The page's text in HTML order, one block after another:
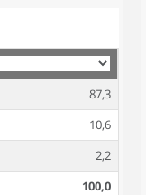
87,3
10,6
2,2
100,0